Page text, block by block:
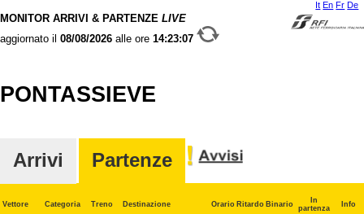
It En Fr De
MONITOR ARRIVI & PARTENZE LIVE
aggiornato il 08/08/2026 alle ore 14:23:07
PONTASSIEVE
Arrivi Partenze
Vettore Categoria Treno Destinazione Orario Ritardo Binario
In
partenza
Info